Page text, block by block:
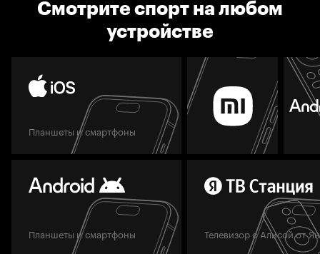
Смотрите спорт на любом
устройстве
Планшеты и смартфоны
Планшеты и смартфоны Телевизор с Алисой от